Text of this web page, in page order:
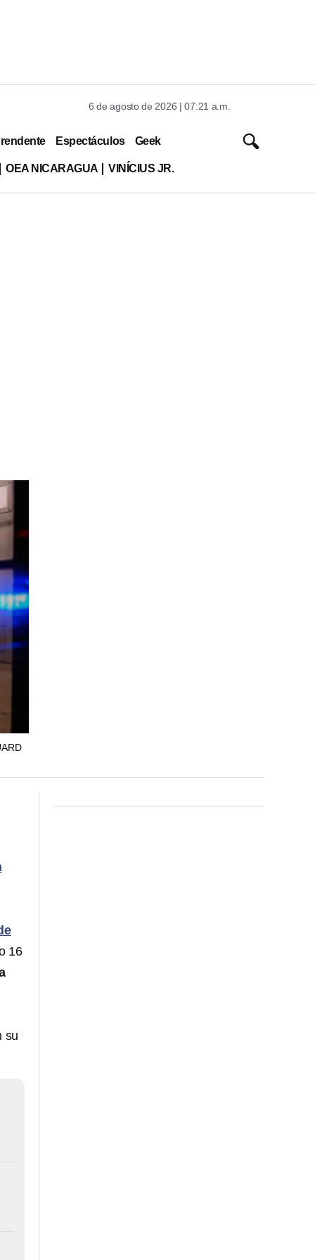
6 de agosto de 2026 | 07:21 a.m.
Espectáculos Geek
OEA NICARAGUA VINÍCIUS JR.
16
su